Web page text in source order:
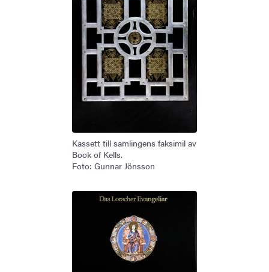
Kassett till samlingens faksimil av
Book of Kells.
Foto: Gunnar Jönsson